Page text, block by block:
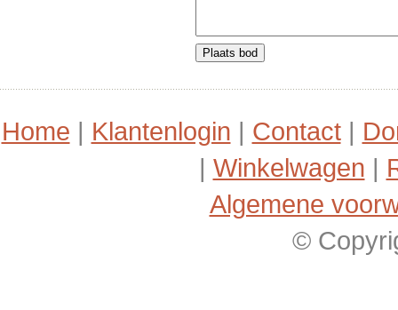
Home | Klantenlogin | Contact|
| Winkelwagen |
Algemene
©